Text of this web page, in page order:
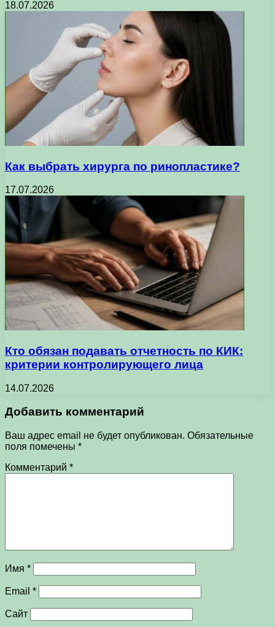
18.07.2026
Как выбрать хирурга по ринопластике?
17.07.2026
Кто обязан подавать отчетность по КИК:
критерии контролирующего лица
14.07.2026
Добавить комментарий
Ваш адрес email не будет опубликован. Обязательные
поля помечены *
Комментарий *
Имя *
Email *
Сайт